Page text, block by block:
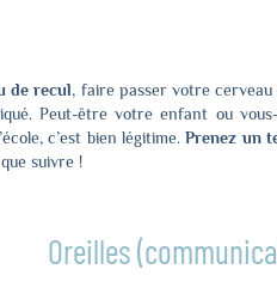
de recul, faire passer votre
Peut-être votre enfant ou
c’est bien légitime.Prenez un
suivre !
Oreilles